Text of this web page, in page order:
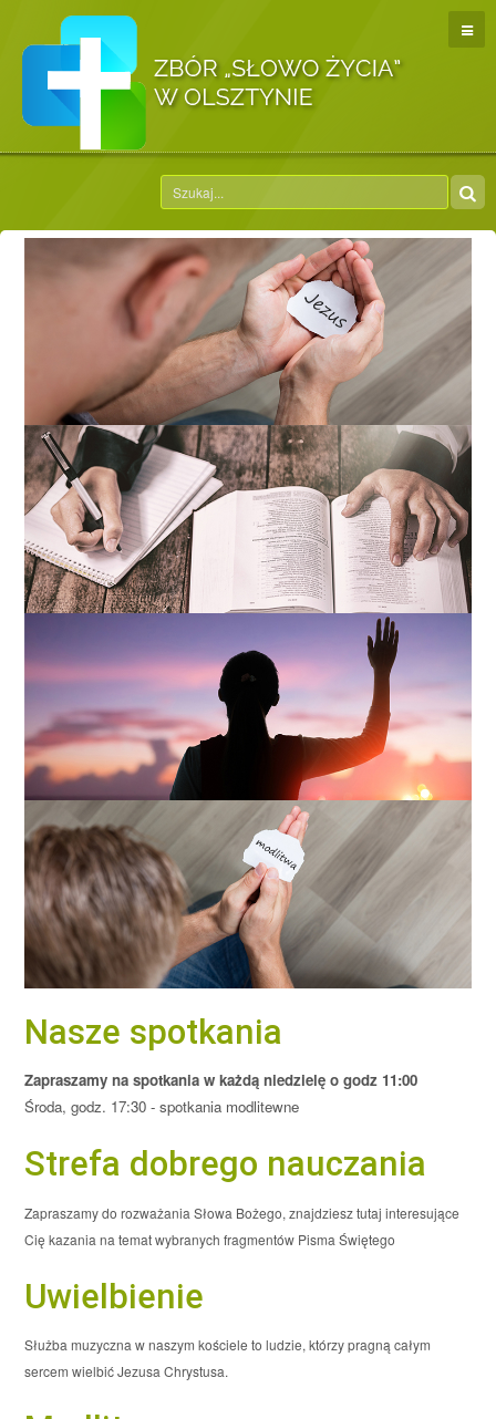
Nasze spotkania
Zapraszamy na spotkania w każdą niedzielę o godz 11:00
Środa, godz. 17:30 - spotkania modlitewne
Strefa dobrego nauczania
Zapraszamy do rozważania Słowa Bożego, znajdziesz tutaj interesujące
Cię kazania na temat wybranych fragmentów Pisma Świętego
Uwielbienie
Służba muzyczna w naszym kościele to ludzie, którzy pragną całym
sercem wielbić Jezusa Chrystusa.